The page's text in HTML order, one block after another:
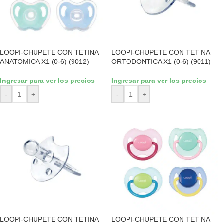
LOOPI-CHUPETE CON TETINA
ANATOMICA X1 (0-6) (9012)
Ingresar para ver los precios
-
+
LOOPI-CHUPETE CON TETINA
ORTODONTICA X1 (0-6) (9011)
Ingresar para ver los precios
-
+
LOOPI-CHUPETE CON TETINA
LOOPI-CHUPETE CON TETINA